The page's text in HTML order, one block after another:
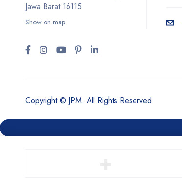
Jawa Barat 16115
Show on map
Copyright © JPM. All Rights Reserved